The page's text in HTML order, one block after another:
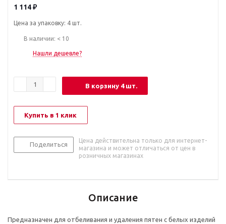
1 114₽
Цена за упаковку: 4 шт.
В наличии: < 10
Нашли дешевле?
В корзину 4 шт.
Купить в 1 клик
Поделиться
Цена действительна только для интернет-
магазина и может отличаться от цен в
розничных магазинах
Описание
Предназначен для отбеливания и удаления пятен с белых изделий